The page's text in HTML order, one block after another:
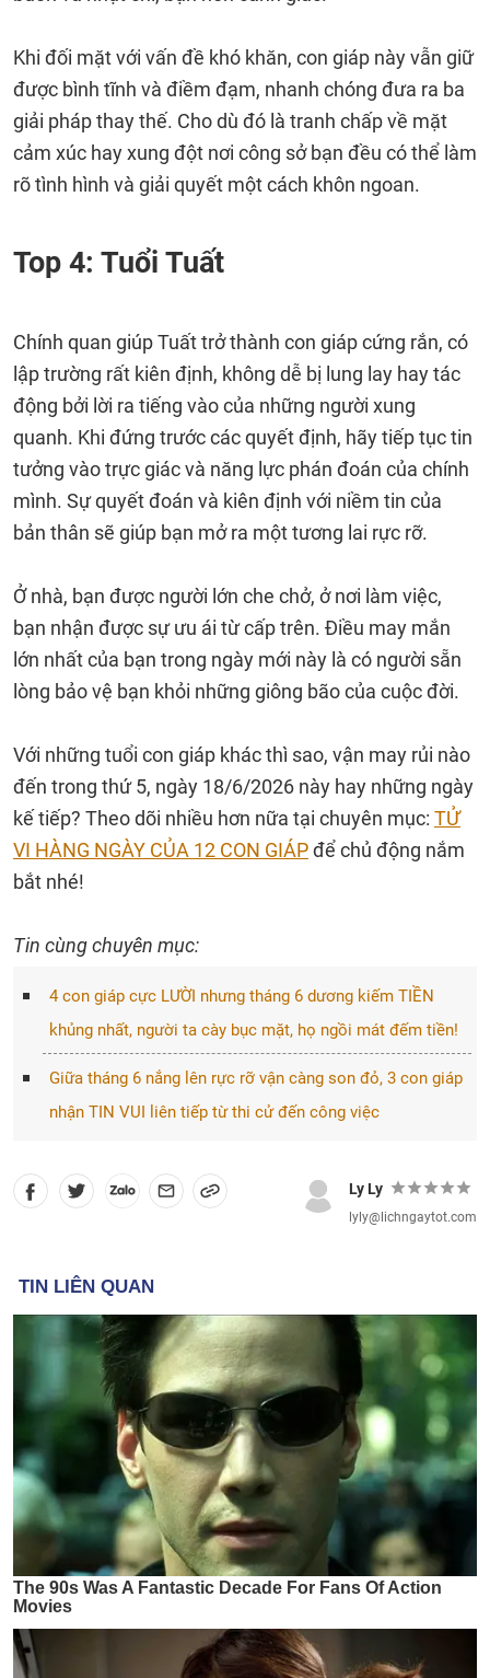
Khi đối mặt với vấn đề khó khăn, con giáp này vẫn giữ
được bình tĩnh và điềm đạm, nhanh chóng đưa ra ba
giải pháp thay thế. Cho dù đó là tranh chấp về mặt
cảm xúc hay xung đột nơi công sở bạn đều có thể làm
rõ tình hình và giải quyết một cách khôn ngoan.
Top 4: Tuổi Tuất
Chính quan giúp Tuất trở thành con giáp cứng rắn, có
lập trường rất kiên định, không dễ bị lung lay hay tác
động bởi lời ra tiếng vào của những người xung
quanh. Khi đứng trước các quyết định, hãy tiếp tục tin
tưởng vào trực giác và năng lực phán đoán của chính
mình. Sự quyết đoán và kiên định với niềm tin của
bản thân sẽ giúp bạn mở ra một tương lai rực rỡ.
Ở nhà, bạn được người lớn che chở, ở nơi làm việc,
bạn nhận được sự ưu ái từ cấp trên. Điều may mắn
lớn nhất của bạn trong ngày mới này là có người sẵn
lòng bảo vệ bạn khỏi những giông bão của cuộc đời.
Với những tuổi con giáp khác thì sao, vận may rủi nào
đến trong thứ 5, ngày 18/6/2026 này hay những ngày
kế tiếp? Theo dõi nhiều hơn nữa tại chuyên mục: TỬ
VI HÀNG NGÀY CỦA 12 CON GIÁPđể chủ động nắm
bắt nhé!
Tin cùng chuyên mục:
4 con giáp cực LƯỜI nhưng tháng 6 dương kiếm TIỀN
khủng nhất, người ta cày bục mặt, họ ngồi mát đếm tiền!
Giữa tháng 6 nắng lên rực rỡ vận càng son đỏ, 3 con giáp
nhận TIN VUI liên tiếp từ thi cử đến công việc
Ly Ly
lyly@lichngaytot.com